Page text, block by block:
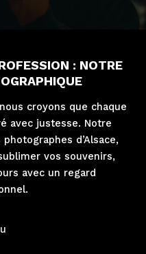
: NOTRE
croyons que chaque
avec justesse. Notre
d’Alsace,
vos souvenirs,
avec un regard